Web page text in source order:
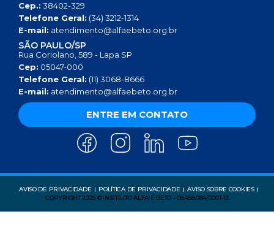
Cep.: 38402-329
Telefone Geral: (34) 3212-1314
E-mail: atendimento@alfaebeto.org.br
SÃO PAULO/SP
Rua Coriolano, 589 - Lapa SP
Cep: 05047-000
Telefone Geral: (11) 3068-8666
E-mail: atendimento@alfaebeto.org.br
ENTRE EM CONTATO
AVISO DE PRIVACIDADE POLÍTICA DE PRIVACIDADE
AVISO SOBRE COOKIES
COPYRIGHT 2025 © INSTITUTO ALFA E BETO - 08.458.084/0001-13